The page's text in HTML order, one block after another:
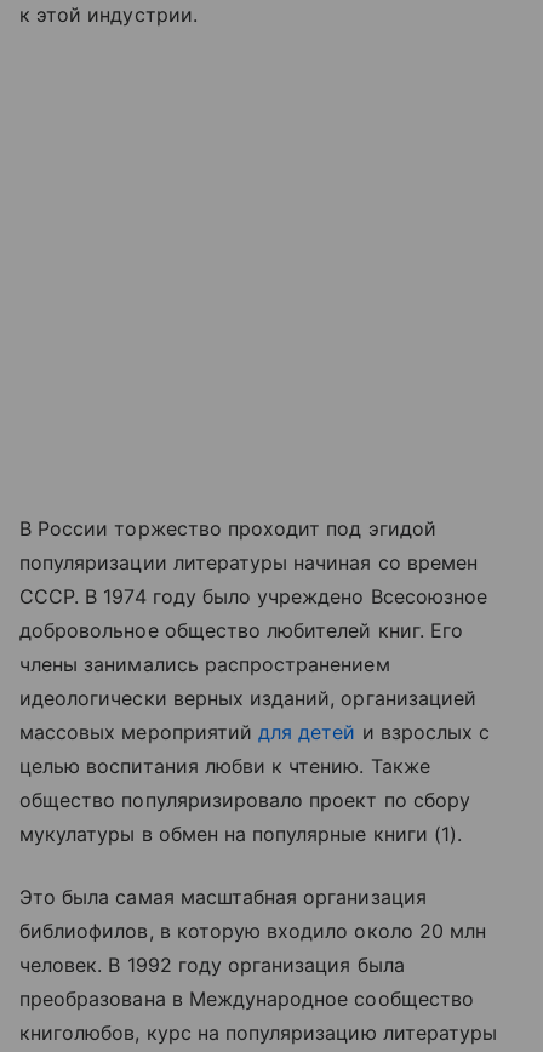
к этой индустрии.
В России торжество проходит под эгидой
популяризации литературы начиная со времен
СССР. В 1974 году было учреждено Всесоюзное
добровольное общество любителей книг. Его
члены занимались распространением
идеологически верных изданий, организацией
массовых мероприятийдля детей и взрослых с
целью воспитания любви к чтению. Также
общество популяризировало проект по сбору
мукулатуры в обмен на популярные книги (1).
Это была самая масштабная организация
библиофилов, в которую входило около 20 млн
человек. В 1992 году организация была
преобразована в Международное сообщество
книголюбов, курс на популяризацию литературы